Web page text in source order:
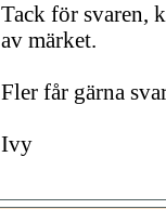
Tack för svaren,
av märket.
Fler får gärna
Ivy